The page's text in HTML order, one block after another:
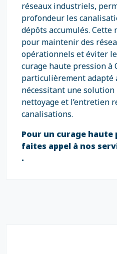
réseaux industriels,
profondeur les
dépôts accumulés. Cette
pour maintenir des
opérationnels et éviter
curage haute pression à
particulièrement adapté
nécessitant une
nettoyage et l’entretien
canalisations.
Pour un curage haute
faites appel à nos
.